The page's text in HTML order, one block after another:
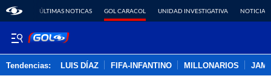
ÚLTIMAS NOTICAS GOL CARACOL UNIDAD INVESTIGATIVA NOTICIAS
Tendencias: LUIS DÍAZ FIFA-INFANTINO MILLONARIOS